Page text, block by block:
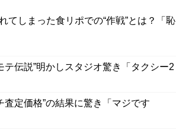
てしまった食リポでの“作戦”とは？「恥
伝説”明かしスタジオ驚き「タクシー2
定価格”の結果に驚き「マジです